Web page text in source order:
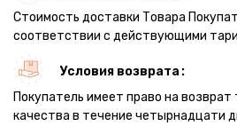
Стоимость доставки Товара
соответствии с действующими
Условия возврата
Покупатель имеет право на
качества в течение четырнадцати